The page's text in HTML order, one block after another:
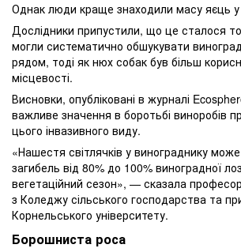
Однак люди краще знаходили масу яєць у
Дослідники припустили, що це сталося
могли систематично обшукувати
рядом, тоді як нюх собак був більш
місцевості.
Висновки, опубліковані в журналі
важливе значення в боротьбі виноробів
цього інвазивного виду.
«Нашестя світлячків у винограднику
загибель від 80% до 100% виноградної
вегетаційний сезон», — сказала
з Коледжу сільського господарства та
Корнельського університету.
Борошниста роса